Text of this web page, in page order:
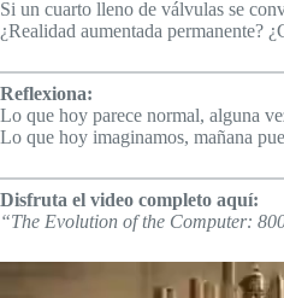
Si un cuarto lleno de válvulas se
¿Realidad aumentada permanente?
Reflexiona:
Lo que hoy parece normal, alguna
Lo que hoy imaginamos, mañana
Disfruta el video completo aquí:
“The Evolution of the Computer: